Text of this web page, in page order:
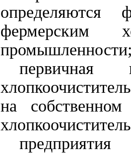
определяются
фермерским
первичная
на